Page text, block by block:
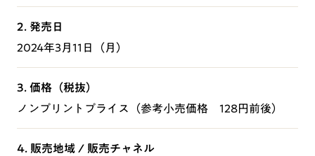
2. 発売日
2024年3月11日（月）
3. 価格（税抜）
ノンプリントプライス（参考小売価格 128円前後）
4. 販売地域 / 販売チャネル